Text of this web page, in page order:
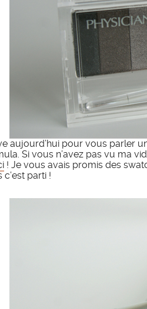
aujourd’hui pour vous parler
Si vous n’avez pas vu ma
! Je vous avais promis des
parti !